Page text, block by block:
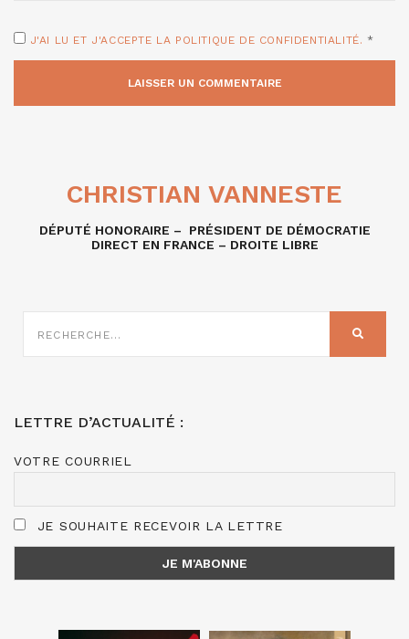
J'AI LU ET J'ACCEPTE LA POLITIQUE DE CONFIDENTIALITÉ. *
CHRISTIAN VANNESTE
DÉPUTÉ HONORAIRE – PRÉSIDENT DE DÉMOCRATIE
DIRECT EN FRANCE – DROITE LIBRE
SUR
LETTRE D’ACTUALITÉ :
VOTRE COURRIEL
JE SOUHAITE RECEVOIR LA LETTRE